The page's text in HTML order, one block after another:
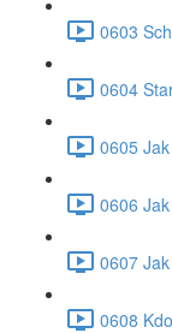
0603
0604
0605
0606
0607
0608